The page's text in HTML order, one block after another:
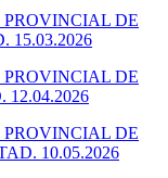
DE
15.03.2026
DE
12.04.2026
DE
10.05.2026